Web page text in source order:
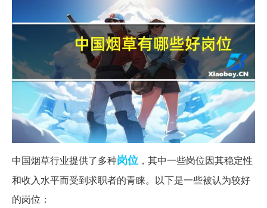
中国烟草行业提供了多种岗位 ，其中一些岗位因其稳定性
和收入水平而受到求职者的青睐。以下是一些被认为较好
的岗位：